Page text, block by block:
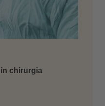
chirurgia